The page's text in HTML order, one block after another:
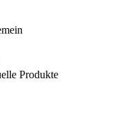
Produkte